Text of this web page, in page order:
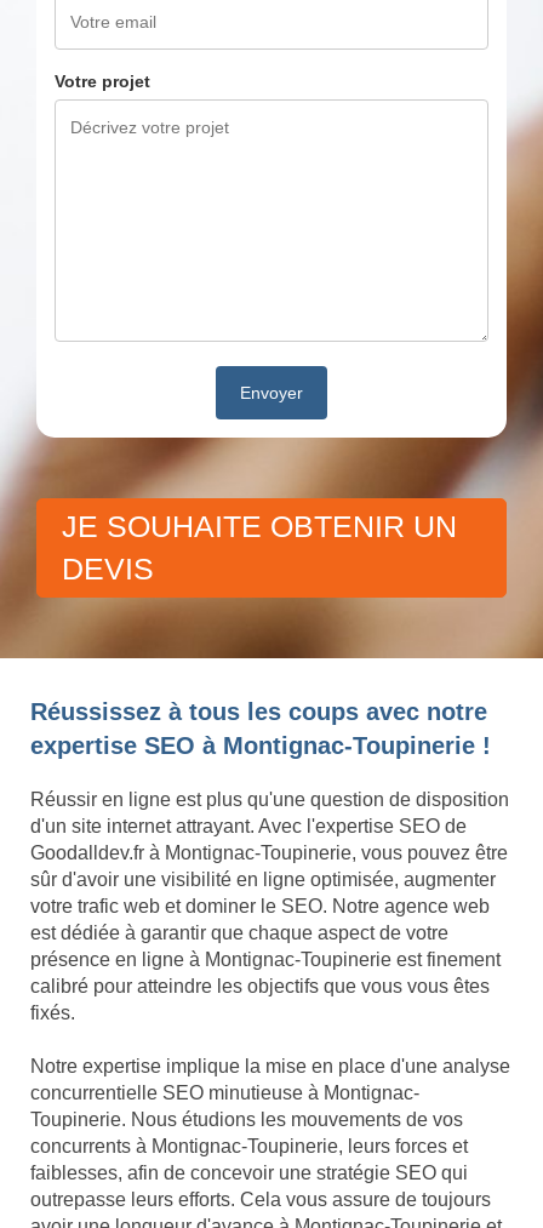
Votre projet
JE SOUHAITE OBTENIR UN
DEVIS
Réussissez à tous les coups avec notre
expertise SEO à Montignac-Toupinerie !
Réussir en ligne est plus qu'une question de disposition
d'un site internet attrayant. Avec l'expertise SEO de
Goodalldev.fr à Montignac-Toupinerie, vous pouvez être
sûr d'avoir une visibilité en ligne optimisée, augmenter
votre trafic web et dominer le SEO. Notre agence web
est dédiée à garantir que chaque aspect de votre
présence en ligne à Montignac-Toupinerie est finement
calibré pour atteindre les objectifs que vous vous êtes
fixés.
Notre expertise implique la mise en place d'une analyse
concurrentielle SEO minutieuse à Montignac-
Toupinerie. Nous étudions les mouvements de vos
concurrents à Montignac-Toupinerie, leurs forces et
faiblesses, afin de concevoir une stratégie SEO qui
outrepasse leurs efforts. Cela vous assure de toujours